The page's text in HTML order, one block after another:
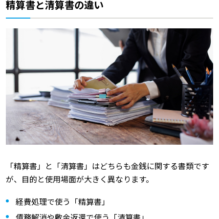
精算書と清算書の違い
「精算書」と「清算書」はどちらも金銭に関する書類です
が、目的と使用場面が大きく異なります。
経費処理で使う「精算書」